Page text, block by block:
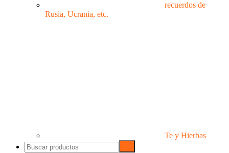
recuerdos de
Rusia, Ucrania, etc.
Te y Hierbas